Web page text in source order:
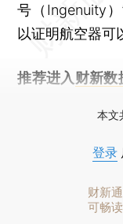
号（Ingenuity
以证明航空器可
推荐进入 财新数
本文
登录
财新
可畅